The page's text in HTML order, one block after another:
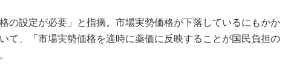
の設定が必要」と指摘。市場実勢価格が下落しているにもかか
て、「市場実勢価格を適時に薬価に反映することが国民負担の